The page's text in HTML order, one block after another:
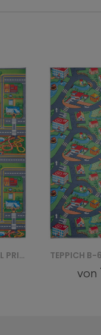
TEPPICH B-529 FLANNEL PRINTED
von